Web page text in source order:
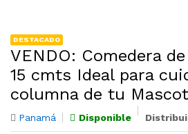
DESTACADO
VENDO: Comedera
15 cmts Ideal para
columna de tu
Panamá Disponible